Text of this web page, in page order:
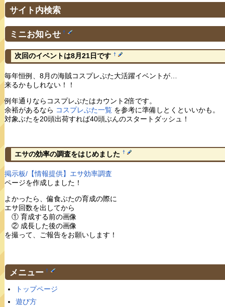
サイト内検索
ミニお知らせ †
次回のイベントは8月21日です †
毎年恒例、8月の海賊コスプレぶた大活躍イベントが…
来るかもしれない！！
例年通りならコスプレぶたはカウント2倍です。
余裕があるなら コスプレぶた一覧を参考に準備しとくといいかも。
対象ぶたを20頭出荷すれば40頭ぶんのスタートダッシュ！
エサの効率の調査をはじめました †
掲示板/【情報提供】エサ効率調査
ページを作成しました！
よかったら、偏食ぶたの育成の際に
エサ回数を出してから
① 育成する前の画像
② 成長した後の画像
を撮って、ご報告をお願いします！
メニュー †
トップページ
遊び方